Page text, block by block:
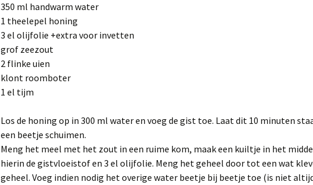
350 ml handwarm water
1 theelepel honing
3 el olijfolie +extra voor invetten
grof zeezout
2 flinke uien
klont roomboter
1 el tijm
Los de honing op in 300 ml water en voeg de gist toe. Laat dit 10 minuten
een beetje schuimen.
Meng het meel met het zout in een ruime kom, maak een kuiltje in het
hierin de gistvloeistof en 3 el olijfolie. Meng het geheel door tot een wat
geheel. Voeg indien nodig het overige water beetje bij beetje toe (is niet